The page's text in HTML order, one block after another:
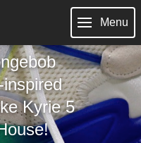
Menu
Kyrie 5